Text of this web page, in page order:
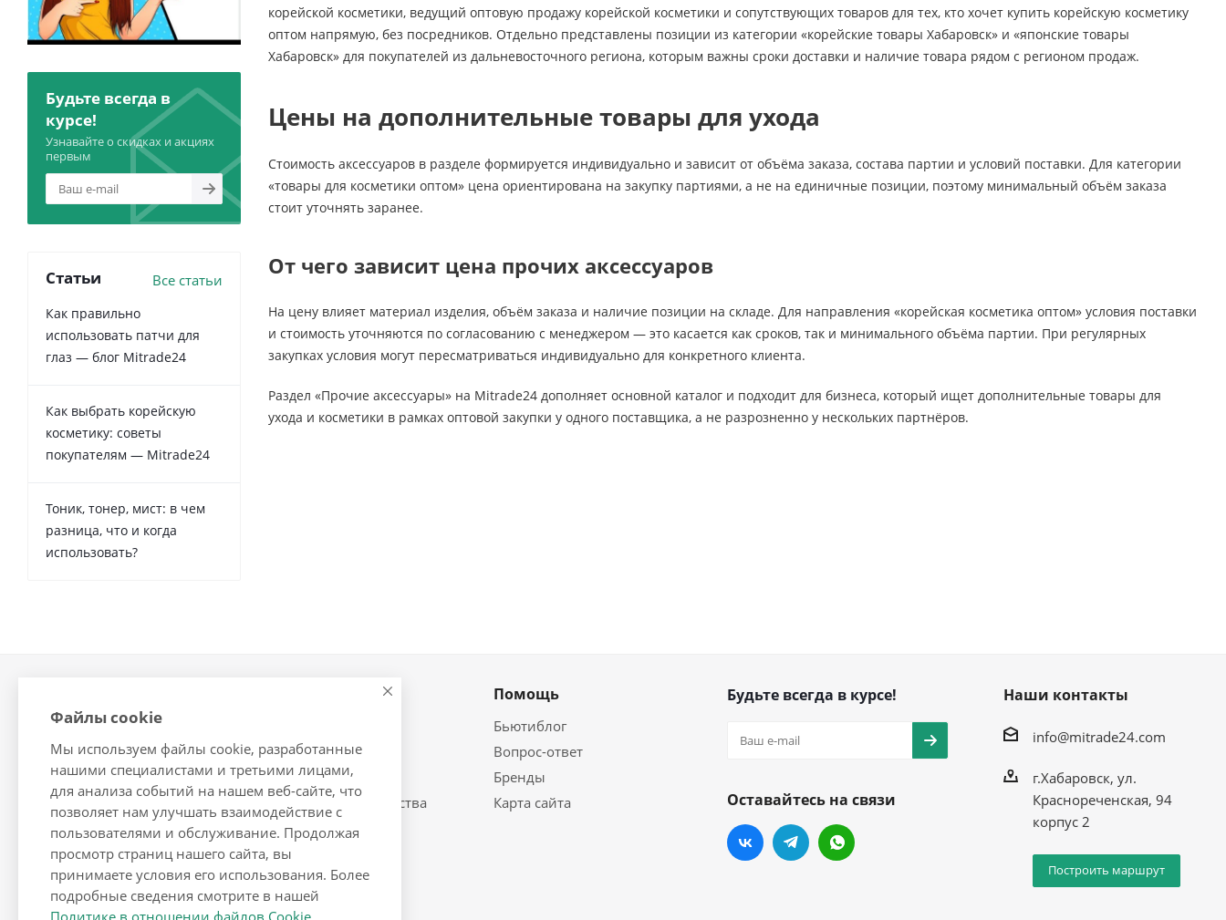
корейской косметики, ведущий оптовую продажу корейской косметики и сопутствующих товаров для тех, кто хочет купить корейскую косметику
оптом напрямую, без посредников. Отдельно представлены позиции из категории «корейские товары Хабаровск» и «японские товары
Хабаровск» для покупателей из дальневосточного региона, которым важны сроки доставки и наличие товара рядом с регионом продаж.
Цены на дополнительные товары для ухода
Стоимость аксессуаров в разделе формируется индивидуально и зависит от объёма заказа, состава партии и условий поставки. Для категории
«товары для косметики оптом» цена ориентирована на закупку партиями, а не на единичные позиции, поэтому минимальный объём заказа
стоит уточнять заранее.
От чего зависит цена прочих аксессуаров
На цену влияет материал изделия, объём заказа и наличие позиции на складе. Для направления «корейская косметика оптом» условия поставки
и стоимость уточняются по согласованию с менеджером — это касается как сроков, так и минимального объёма партии. При регулярных
закупках условия могут пересматриваться индивидуально для конкретного клиента.
Раздел «Прочие аксессуары» на Mitrade24 дополняет основной каталог и подходит для бизнеса, который ищет дополнительные товары для
ухода и косметики в рамках оптовой закупки у одного поставщика, а не разрозненно у нескольких партнёров.
Будьте всегда в
курсе!
Узнавайте о скидках и акциях
первым
Статьи Все статьи
Как правильно
использовать патчи для
глаз — блог Mitrade24
Как выбрать корейскую
косметику: советы
покупателям — Mitrade24
Тоник, тонер, мист: в чем
разница, что и когда
использовать?
О компании
Сотрудники
Вакансии
Условия оплаты
Условия доставки
Условия сотрудничества
Помощь
Бьютиблог
Вопрос-ответ
Бренды
Карта сайта
Будьте всегда в курсе!
Оставайтесь на связи
Наши контакты
info@mitrade24.com
г.Хабаровск, ул.
Краснореченская, 94
корпус 2
Построить маршрут
Файлы cookie
Мы используем файлы cookie, разработанные
нашими специалистами и третьими лицами,
для анализа событий на нашем веб-сайте, что
позволяет нам улучшать взаимодействие с
пользователями и обслуживание. Продолжая
просмотр страниц нашего сайта, вы
принимаете условия его использования. Более
подробные сведения смотрите в нашей
Политике в отношении файлов Cookie